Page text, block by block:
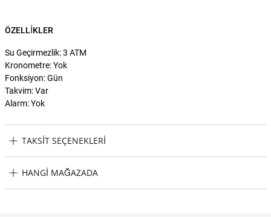
ÖZELLIKLER
Su Geçirmezlik: 3 ATM
Kronometre: Yok
Fonksiyon: Gün
Takvim: Var
Alarm: Yok
TAKSIT SEÇENEKLERI
HANGI MAĞAZADA